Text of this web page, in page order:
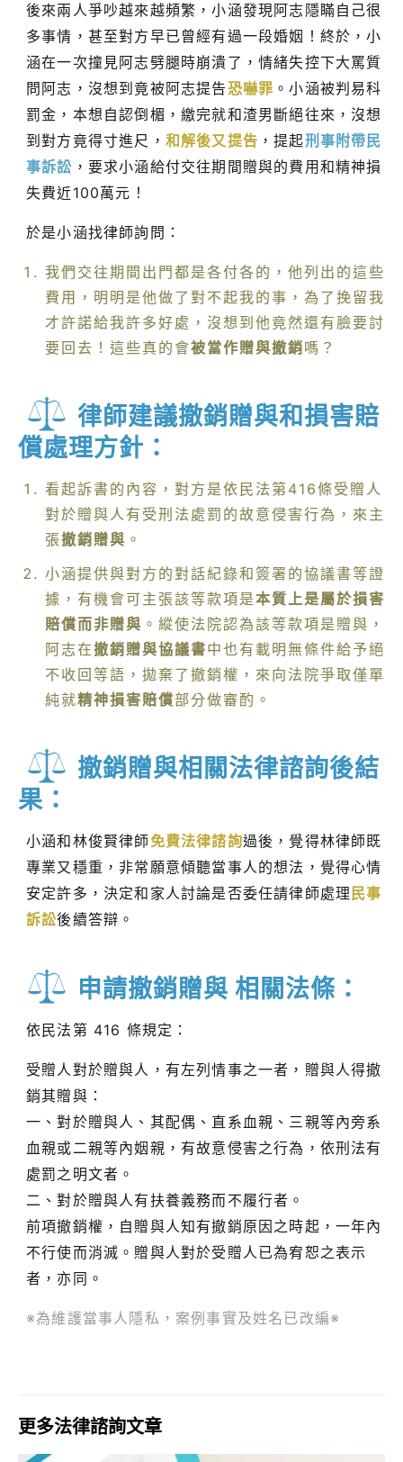
後來兩人爭吵越來越頻繁，小涵發現阿志隱瞞自己很
多事情，甚至對方早已曾經有過一段婚姻！終於，小
涵在一次撞見阿志劈腿時崩潰了，情緒失控下大罵質
問阿志，沒想到竟被阿志提告恐嚇罪 。小涵被判易科
罰金，本想自認倒楣，繳完就和渣男斷絕往來，沒想
到對方竟得寸進尺， 和解後又提告 ，提起刑事附帶民
事訴訟 ，要求小涵給付交往期間贈與的費用和精神損
失費近100萬元！
於是小涵找律師詢問：
我們交往期間出門都是各付各的，他列出的這些
費用，明明是他做了對不起我的事，為了挽留我
才許諾給我許多好處，沒想到他竟然還有臉要討
要回去！這些真的會被當作贈與撤銷嗎？
律師建議撤銷贈與和損害賠
償處理方針：
看起訴書的內容，對方是依民法第416條受贈人
對於贈與人有受刑法處罰的故意侵害行為，來主
張撤銷贈與 。
小涵提供與對方的對話紀錄和簽署的協議書等證
據，有機會可主張該等款項是本質上是屬於損害
賠償而非贈與 。縱使法院認為該等款項是贈與，
阿志在撤銷贈與協議書中也有載明無條件給予絕
不收回等語，拋棄了撤銷權，來向法院爭取僅單
純就精神損害賠償部分做審酌。
撤銷贈與相關法律諮詢後結
果：
小涵和林俊賢律師免費法律諮詢過後，覺得林律師既
專業又穩重，非常願意傾聽當事人的想法，覺得心情
安定許多，決定和家人討論是否委任請律師處理 民事
訴訟後續答辯。
申請撤銷贈與 相關法條：
依民法第 416 條規定：
受贈人對於贈與人，有左列情事之一者，贈與人得撤
銷其贈與：
一、對於贈與人、其配偶、直系血親、三親等內旁系
血親或二親等內姻親，有故意侵害之行為，依刑法有
處罰之明文者。
二、對於贈與人有扶養義務而不履行者。
前項撤銷權，自贈與人知有撤銷原因之時起，一年內
不行使而消滅。贈與人對於受贈人已為宥恕之表示
者，亦同。
※為維護當事人隱私，案例事實及姓名已改編※
更多法律諮詢文章